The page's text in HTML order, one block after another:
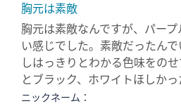
胸元は素敵
胸元は素敵なんですが、パー
い感じでした。素敵だったん
しはっきりとわかる色味をの
とブラック、ホワイトほしかっ
ニックネーム：